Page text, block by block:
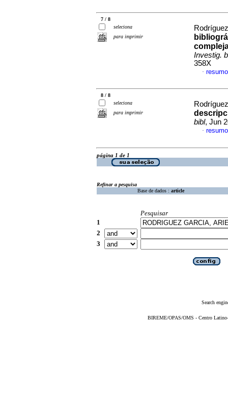
7 / 8
seleciona
para imprimir
Investig.
358X
·
8 / 8
seleciona
para imprimir
bibl, Jun
·
página 1 de 1
Refinar a pesquisa
Base de dados : article
Pesquisar
1
2
3
Search
BIREME/OPAS/OMS - Centro Latino-